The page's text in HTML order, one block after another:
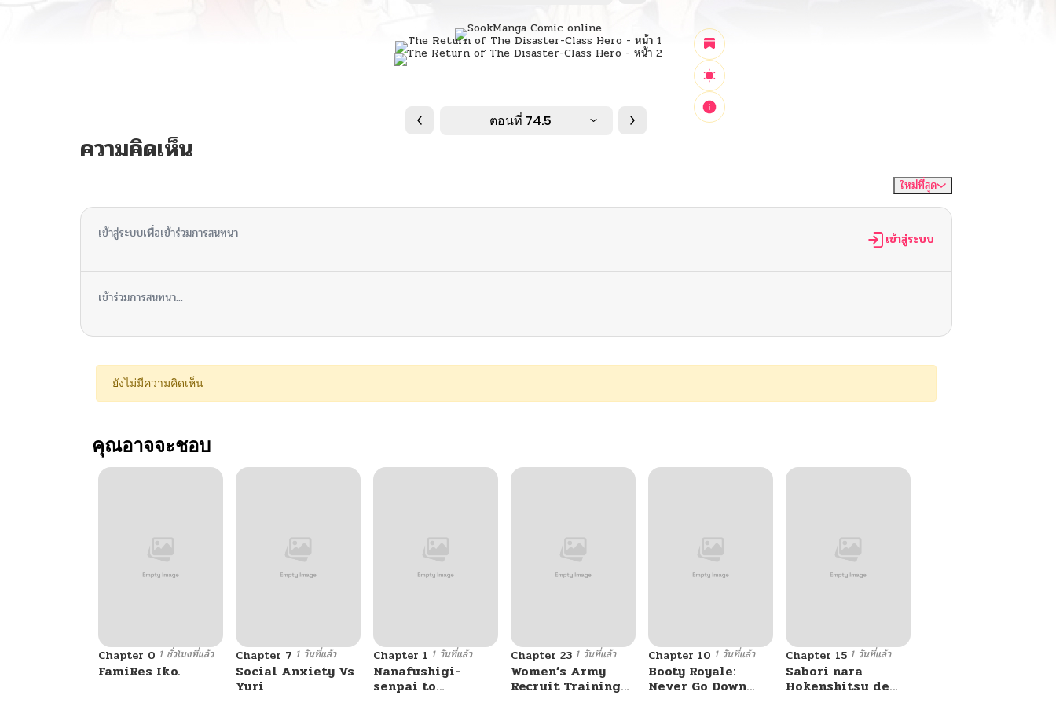
ตอนที่ 74.5
ความคิดเห็น
ใหม่ที่สุด
เข้าสู่ระบบเพื่อเข้าร่วมการสนทนา เข้าสู่ระบบ
เข้าร่วมการสนทนา...
ยังไม่มีความคิดเห็น
คุณอาจจะชอบ
Chapter 0 1 ชั่วโมงที่แล้ว
FamiRes Iko.
Chapter 7 1 วันที่แล้ว
Social Anxiety Vs
Yuri
Chapter 1 1 วันที่แล้ว
Nanafushigi-
senpai to
Chapter 23 1 วันที่แล้ว
Women’s Army
Recruit Training
Chapter 10 1 วันที่แล้ว
Booty Royale:
Never Go Down
Chapter 15 1 วันที่แล้ว
Sabori nara
Hokenshitsu de